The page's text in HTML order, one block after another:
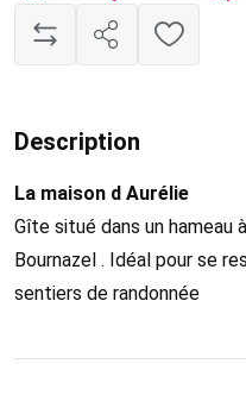
Description
La maison d Aurélie
Gîte situé dans un hameau
Bournazel . Idéal pour se
sentiers de randonnée